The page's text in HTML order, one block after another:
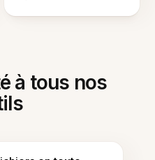
à tous nos